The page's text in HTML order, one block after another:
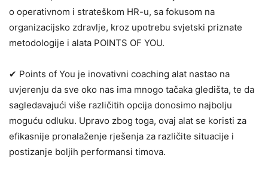
o operativnom i strateškom HR-u, sa fokusom na
organizacijsko zdravlje, kroz upotrebu svjetski priznate
metodologije i alata POINTS OF YOU.
✔ Points of You je inovativni coaching alat nastao na
uvjerenju da sve oko nas ima mnogo tačaka gledišta, te da
sagledavajući više različitih opcija donosimo najbolju
moguću odluku. Upravo zbog toga, ovaj alat se koristi za
efikasnije pronalaženje rješenja za različite situacije i
postizanje boljih performansi timova.